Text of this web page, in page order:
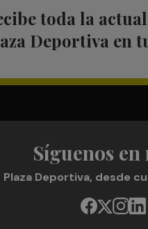
toda la
Deportiva en
Síguenos en
Plaza Deportiva, desde